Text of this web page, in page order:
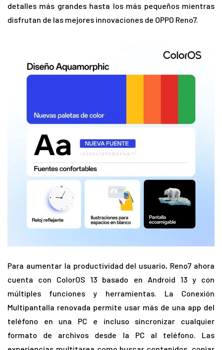
detalles más grandes hasta los más pequeños mientras
disfrutan de las mejores innovaciones de OPPO Reno7.
Para aumentar la productividad del usuario, Reno7 ahora
cuenta con ColorOS 13 basado en Android 13 y con
múltiples funciones y herramientas. La Conexión
Multipantalla renovada permite usar más de una app del
teléfono en una PC e incluso sincronizar cualquier
formato de archivos desde la PC al teléfono. Las